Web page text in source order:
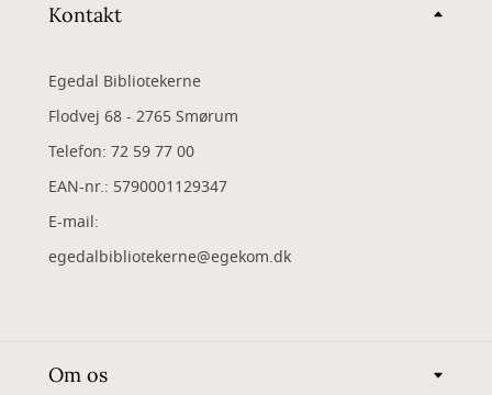
Kontakt
Egedal Bibliotekerne
Flodvej 68 - 2765 Smørum
Telefon: 72 59 77 00
EAN-nr.: 5790001129347
​E-mail:
egedalbibliotekerne@egekom.dk
Om os